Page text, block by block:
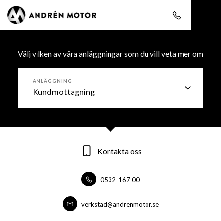
Välj vilken av våra anläggningar som du vill veta mer om
ANLÄGGNING
Kontakta oss
0532-167 00
verkstad@andrenmotor.se
Kontakta oss
0532-16700
verkstad@andrenmotor.se
Kontakta oss
0532-16700
forsaljning@andrenmotor.se